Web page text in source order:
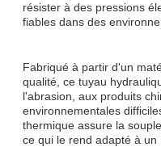
résister à des pressions
fiables dans des
Fabriqué à partir d'un
qualité, ce tuyau
l'abrasion, aux produits
environnementales
thermique assure la
ce qui le rend adapté à un